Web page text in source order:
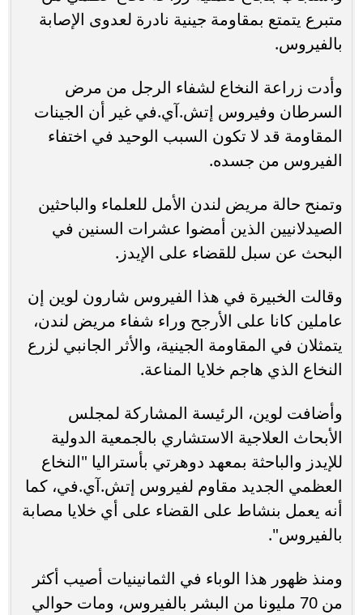
متبرع يتمتع بمقاومة جينية نادرة لعدوى الإصابة
بالفيروس.
وأدت زراعة النخاع لشفاء الرجل من مرض
السرطان وفيروس إتش.آي.في غير أن الجينات
المقاومة قد لا تكون السبب الوحيد في اختفاء
الفيروس من جسده.
وتمنح حالة مريض لندن الأمل للعلماء والباحثين
الصيدلانيين الذين أمضوا عشرات السنين في
البحث عن سبل للقضاء على الإيدز.
وقالت الخبيرة في هذا الفيروس شارون لوين إن
عاملين كانا على الأرجح وراء شفاء مريض لندن،
يتمثلان في المقاومة الجينية، والأثر الجانبي لزرع
النخاع الذي هاجم خلايا المناعة.
وأضافت لوين، الرئيسة المشاركة لمجلس
الأبحاث العلاجية الاستشاري بالجمعية الدولية
للإيدز والباحثة بمعهد دوهرتي بأستراليا "النخاع
العظمي الجديد مقاوم لفيروس إتش.آي.في، كما
أنه يعمل بنشاط على القضاء على أي خلايا مصابة
بالفيروس".
ومنذ ظهور هذا الوباء في الثمانينيات أصيب أكثر
من 70 مليونا من البشر بالفيروس، ومات حوالي